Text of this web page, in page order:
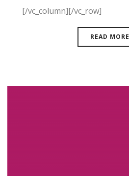
[/vc_column][/vc_row]
READ MORE